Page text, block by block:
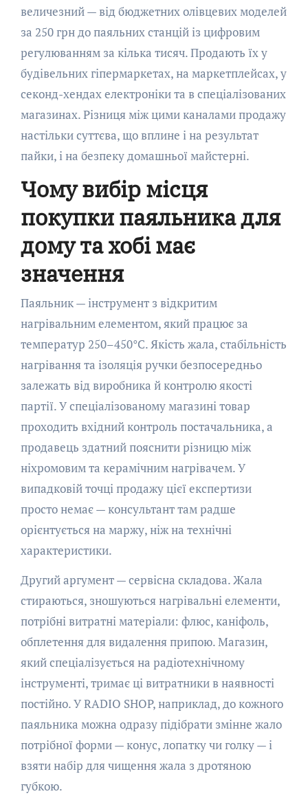
величезний — від бюджетних олівцевих моделей
за 250 грн до паяльних станцій із цифровим
регулюванням за кілька тисяч. Продають їх у
будівельних гіпермаркетах, на маркетплейсах, у
секонд-хендах електроніки та в спеціалізованих
магазинах. Різниця між цими каналами продажу
настільки суттєва, що вплине і на результат
пайки, і на безпеку домашньої майстерні.
Чому вибір місця
покупки паяльника для
дому та хобі має
значення
Паяльник — інструмент з відкритим
нагрівальним елементом, який працює за
температур 250–450°C. Якість жала, стабільність
нагрівання та ізоляція ручки безпосередньо
залежать від виробника й контролю якості
партії. У спеціалізованому магазині товар
проходить вхідний контроль постачальника, а
продавець здатний пояснити різницю між
ніхромовим та керамічним нагрівачем. У
випадковій точці продажу цієї експертизи
просто немає — консультант там радше
орієнтується на маржу, ніж на технічні
характеристики.
Другий аргумент — сервісна складова. Жала
стираються, зношуються нагрівальні елементи,
потрібні витратні матеріали: флюс, каніфоль,
обплетення для видалення припою. Магазин,
який спеціалізується на радіотехнічному
інструменті, тримає ці витратники в наявності
постійно. У RADIO SHOP, наприклад, до кожного
паяльника можна одразу підібрати змінне жало
потрібної форми — конус, лопатку чи голку — і
взяти набір для чищення жала з дротяною
губкою.